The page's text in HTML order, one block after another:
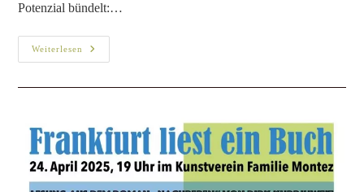
Potenzial bündelt:…
Weiterlesen